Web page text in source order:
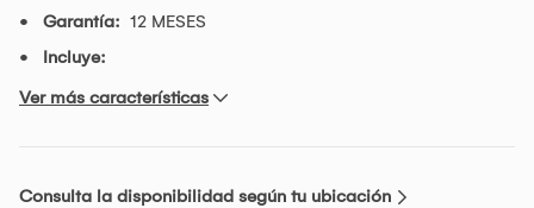
Garantía: 12 MESES
Incluye:
Ver más características
Consulta la disponibilidad según tu ubicación